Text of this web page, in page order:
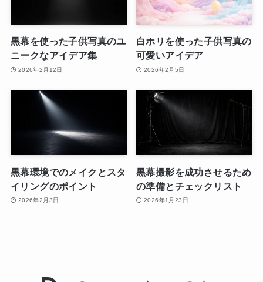
黒幕を使った子供写真のユ
ニークなアイデア集
2026年2月12日
白ホリを使った子供写真の
可愛いアイデア
2026年2月5日
黒幕環境でのメイクとスタ
イリングのポイント
2026年2月3日
黒幕撮影を成功させるため
の準備とチェックリスト
2026年1月23日